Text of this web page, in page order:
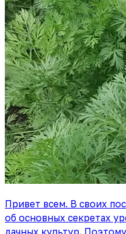
Привет всем. В своих
об основных секретах
дачных культур.